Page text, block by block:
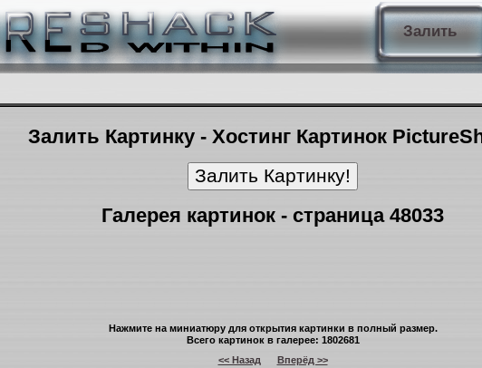
Залить
Залить Картинку - Хостинг Картинок
Галерея картинок - страница 48033
Нажмите на миниатюру для открытия картинки в полный размер.
Всего картинок в галерее: 1802681
<< Назад
Вперёд >>